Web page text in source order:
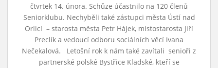
čtvrtek 14. února. Schůze účastnilo na 120 členů
Seniorklubu. Nechyběli také zástupci města Ústí nad
Orlicí – starosta města Petr Hájek, místostarosta Jiří
Preclík a vedoucí odboru sociálních věcí Ivana
Nečekalová. Letošní rok k nám také zavítali senioři z
partnerské polské Bystřice Kladské, kteří se